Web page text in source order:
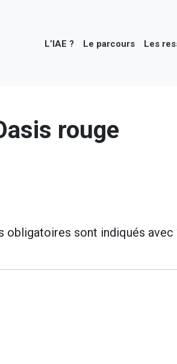
L’IAE ? Le parcours Les
rouge
obligatoires sont indiqués avec